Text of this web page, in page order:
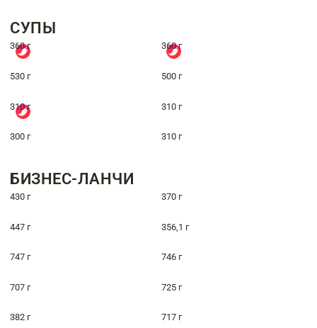
СУПЫ
360 г 360 г
530 г 500 г
310 г 310 г
300 г 310 г
БИЗНЕС-ЛАНЧИ
430 г 370 г
447 г 356,1 г
747 г 746 г
707 г 725 г
382 г 717 г